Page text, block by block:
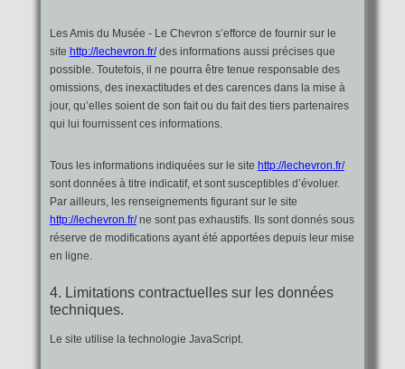
Les Amis du Musée - Le Chevron s’efforce de fournir sur le
site http://lechevron.fr/des informations aussi précises que
possible. Toutefois, il ne pourra être tenue responsable des
omissions, des inexactitudes et des carences dans la mise à
jour, qu’elles soient de son fait ou du fait des tiers partenaires
qui lui fournissent ces informations.
Tous les informations indiquées sur le site http://lechevron.fr/
sont données à titre indicatif, et sont susceptibles d’évoluer.
Par ailleurs, les renseignements figurant sur le site
http://lechevron.fr/ne sont pas exhaustifs. Ils sont donnés sous
réserve de modifications ayant été apportées depuis leur mise
en ligne.
4. Limitations contractuelles sur les données
techniques.
Le site utilise la technologie JavaScript.